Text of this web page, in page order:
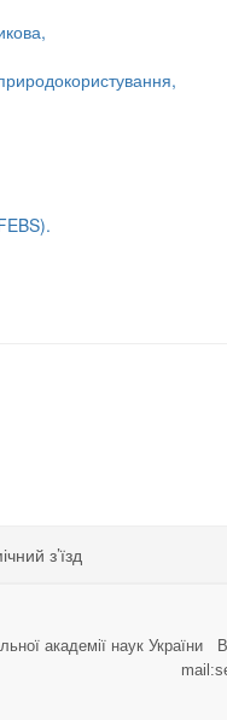
13-17, 2010, м. Одеса.
з’їзд
академії наук